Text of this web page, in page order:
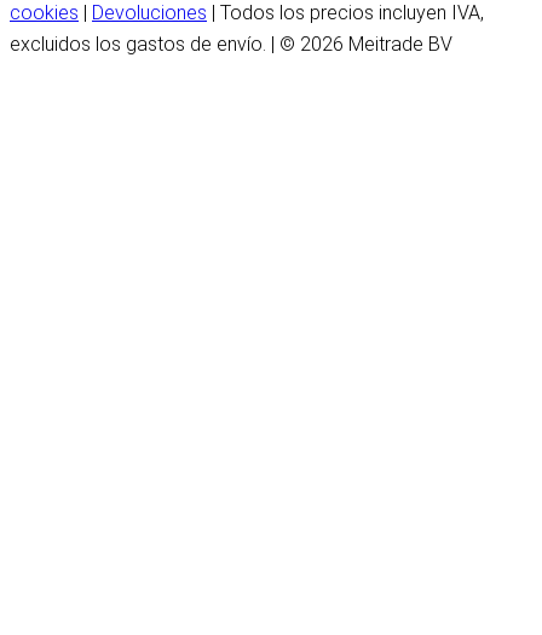
cookies
Devoluciones | Todos los precios incluyen IVA,
excluidos los gastos de envío. | © 2026 Meitrade BV